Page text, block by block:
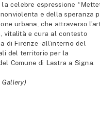
celebre espressione
e della speranza
urbana, che attraverso
vitalità e cura al contesto
di Firenze -all’interno del
del territorio per la
Comune di Lastra a Signa.
Gallery)